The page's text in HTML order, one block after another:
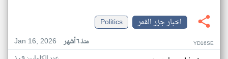
اخبار جزر القمر
Politics
Jan 16, 2026
منذ ٦ أشهر YD16SE